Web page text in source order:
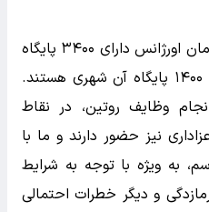
میعادفر گفت: در مجموع، سازمان اورژانس دارای ۳۴۰۰ پایگاه
فعال در کشور است که حدود ۱۴۰۰ پایگاه آن شهری هستند.
وظایف روتین، در نقاط
نیز حضور دارند و ما با
به ویژه با توجه به شرایط
و دیگر خطرات احتمالی